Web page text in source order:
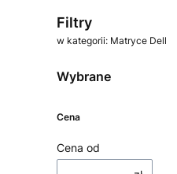
Filtry
w kategorii: Matryce Dell
Wybrane
Cena
Cena od